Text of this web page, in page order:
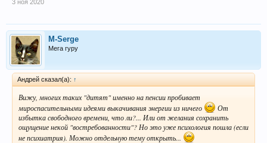
3 ноя 2020
M-Serge
Мега гуру
Андрей сказал(а): ↑
Вижу, многих таких "дитят" именно на пенсии пробивает
мироспасительными идеями выкачивания энергии из ничего
От
избытка свободного времени, что ли?... Или от желания сохранить
ощущение некой "востребованности"? Но это уже психология пошла (если
не психиатрия). Можно отдельную тему открыть...